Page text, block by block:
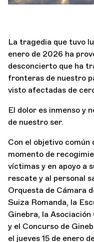
La tragedia que tuvo
enero de 2026 ha
desconcierto que ha
fronteras de nuestro
visto afectadas de
El dolor es inmenso y
de nuestro ser.
Con el objetivo común
momento de
víctimas y en apoyo a
rescate y al personal
Orquesta de Cámara
Suiza Romanda, la
Ginebra, la
y el Concurso de
el jueves 15 de enero